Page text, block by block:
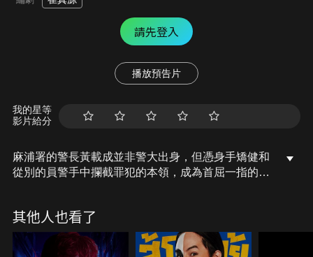
請先登入
播放預告片
我的星等
影片給分
麻浦署的警長黃載成並非警大出身，但憑身手矯健和
從別的員警手中攔截罪犯的本領，成為首屈一指的幹
強姦案發生，兩人皆摩拳擦掌，欲獨立破案、緝拿兇
犯，爭奪「逮捕王」封號，一場充滿火藥味的同行競
爭一觸即發…
其他人也看了